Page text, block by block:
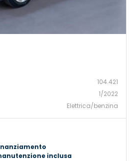
104.421
1/2022
Elettrica/benzina
inclusa